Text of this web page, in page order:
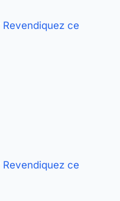
ce
ce